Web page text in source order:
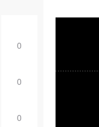
0
0
0